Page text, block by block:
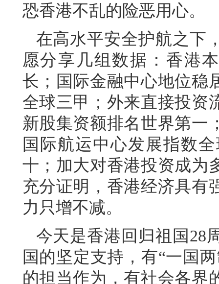
恐香港不乱的险恶用心。
在高水平安全护航之下
愿分享几组数据：香港
长；国际金融中心地位稳
全球三甲；外来直接投资
新股集资额排名世界第一
国际航运中心发展指数
十；加大对香港投资成为
充分证明，香港经济具有
力只增不减。
今天是香港回归祖国28
国的坚定支持，有“一国
的担当作为，有社会各界